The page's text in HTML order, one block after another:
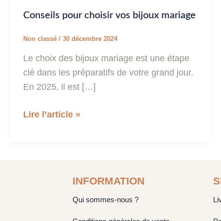
Conseils pour choisir vos bijoux mariage
Non classé / 30 décembre 2024
Le choix des bijoux mariage est une étape
clé dans les préparatifs de votre grand jour.
En 2025, il est […]
Lire l’article »
INFORMATION
Qui sommes-nous ?